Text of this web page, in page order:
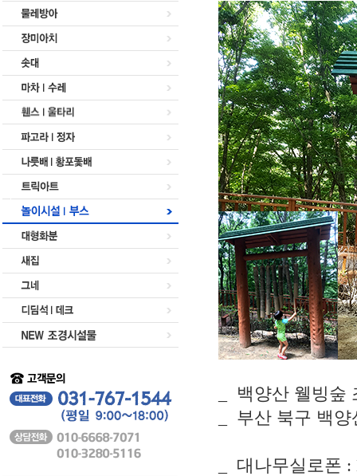
_ 백양산 웰빙
_ 부산 북구 백양
_ 대나무실로폰 :